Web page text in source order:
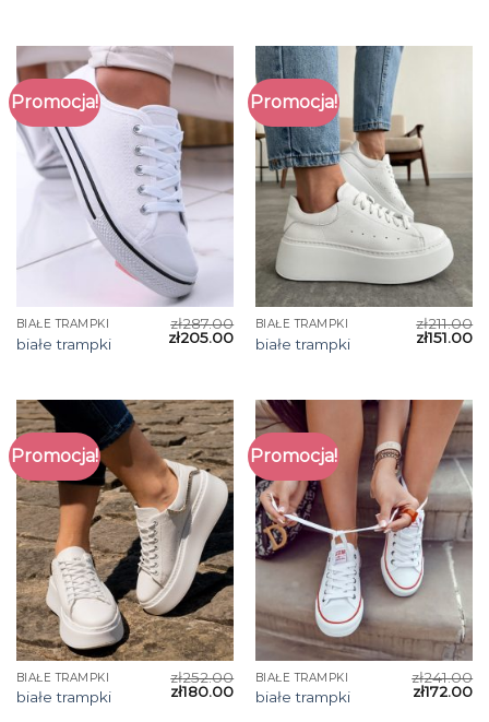
Promocja!
BIAŁE TRAMPKI
białe trampki
zł287.00
zł205.00
Promocja!
BIAŁE TRAMPKI
białe trampki
zł211.00
zł151.00
Promocja!
BIAŁE TRAMPKI
białe trampki
zł252.00
zł180.00
Promocja!
BIAŁE TRAMPKI
białe trampki
zł241.00
zł172.00